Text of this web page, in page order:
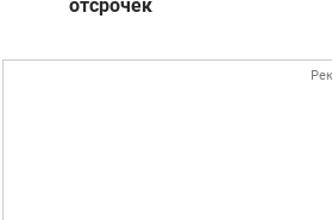
отсрочек